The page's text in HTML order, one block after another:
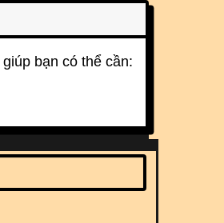
bạn có thể cần: